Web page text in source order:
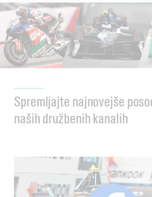
Spremljajte najnovejše
naših družbenih kanalih